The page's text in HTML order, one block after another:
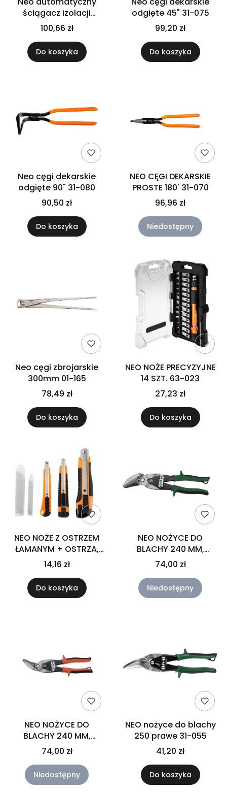
ściągacz izolacji
205mm 01-500
100,66 zł
Do koszyka
odgięte 45" 31-075
99,20 zł
Do koszyka
Neo cęgi dekarskie
odgięte 90" 31-080
90,50 zł
Do koszyka
NEO CĘGI DEKARSKIE
PROSTE 180' 31-070
96,96 zł
Niedostępny
Neo cęgi zbrojarskie
300mm 01-165
78,49 zł
Do koszyka
NEO NOŻE PRECYZYJNE
14 SZT. 63-023
27,23 zł
Do koszyka
NEO NOŻE Z OSTRZEM
ŁAMANYM + OSTRZA,
ZESTAW 26 SZTUK 63-
714
14,16 zł
Do koszyka
NEO NOŻYCE DO
BLACHY 240 MM,
ODGIĘTE LEWE 31-062
74,00 zł
Niedostępny
NEO NOŻYCE DO
BLACHY 240 MM,
ODGIĘTE PRAWE 31-063
74,00 zł
Niedostępny
NEO nożyce do blachy
250 prawe 31-055
41,20 zł
Do koszyka